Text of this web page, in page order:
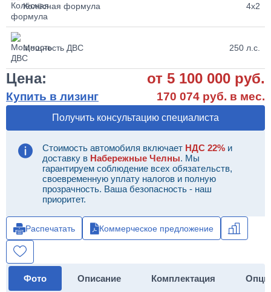
Колёсная формула 4х2
Мощность ДВС 250 л.с.
Цена: от 5 100 000 руб.
Купить в лизинг 170 074 руб. в мес.
Получить консультацию специалиста
Стоимость автомобиля включает НДС 22% и
доставку в Набережные Челны. Мы
гарантируем соблюдение всех обязательств,
своевременную уплату налогов и полную
прозрачность. Ваша безопасность - наш
приоритет.
Распечатать Коммерческое предложение
Фото Описание Комплектация